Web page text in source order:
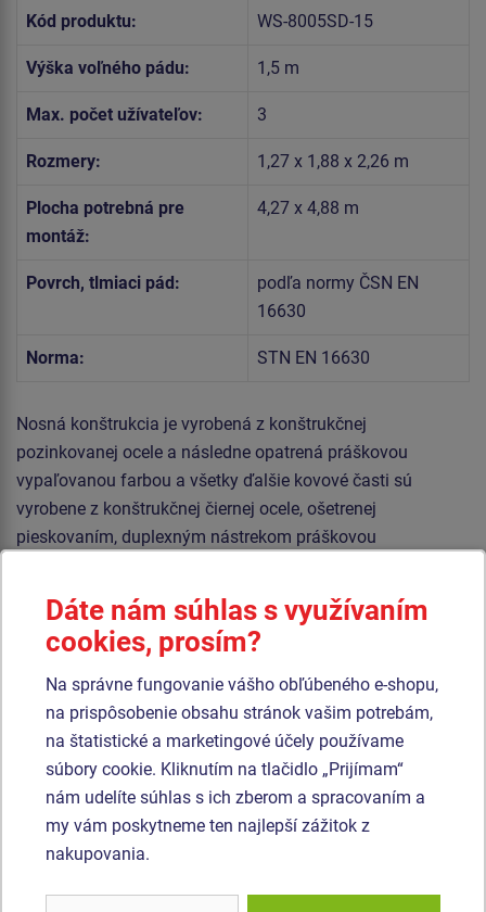
Kód produktu: WS-8005SD-15
Výška voľného pádu: 1,5 m
Max. počet užívateľov: 3
Rozmery: 1,27 x 1,88 x 2,26 m
Plocha potrebná pre
montáž:
4,27 x 4,88 m
Povrch, tlmiaci pád:
podľa normy ČSN EN
16630
Norma: STN EN 16630
Nosná konštrukcia je vyrobená z konštrukčnej
pozinkovanej ocele a následne opatrená práškovou
vypaľovanou farbou a všetky ďalšie kovové časti sú
vyrobene z konštrukčnej čiernej ocele, ošetrenej
pieskovaním, duplexným nástrekom práškovou
vyrobené z vysoko kvalitného plastu HDPE (celoprefarbený
polyetylén s vysokou hustotou, ktorýsa vyznačuje vysokou
farebnou stálosťou, odolnou proti UV žiareniu a hlavne
bezpečnosťou, pretože je nelámavý a nehrozí tak žiadne
nebezpečné zranenie ostrými úlomkami). Všetok spojovací
materiál je pozinkovaný alebo nerezový.
Podobnýtovar
Dáte nám súhlas s využívaním
cookies, prosím?
Na správne fungovanie vášho obľúbeného e-shopu,
na prispôsobenie obsahu stránok vašim potrebám,
na štatistické a marketingové účely používame
súbory cookie. Kliknutím na tlačidlo „Prijímam“
nám udelíte súhlas s ich zberom a spracovaním a
my vám poskytneme ten najlepší zážitok z
nakupovania.